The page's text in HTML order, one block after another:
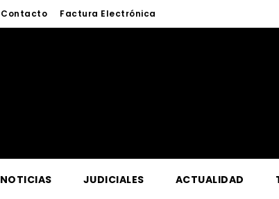
Contacto Factura Electrónica
NOTICIAS JUDICIALES ACTUALIDAD